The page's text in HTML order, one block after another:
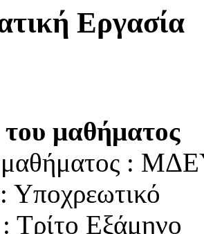
Εργασία
του μαθήματος
μαθήματος :
Τρίτο Εξάμηνο